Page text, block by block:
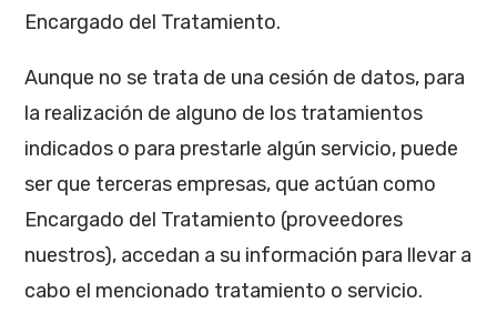
Encargado del Tratamiento.
Aunque no se trata de una cesión de datos, para
la realización de alguno de los tratamientos
indicados o para prestarle algún servicio, puede
ser que terceras empresas, que actúan como
Encargado del Tratamiento (proveedores
nuestros), accedan a su información para llevar a
cabo el mencionado tratamiento o servicio.